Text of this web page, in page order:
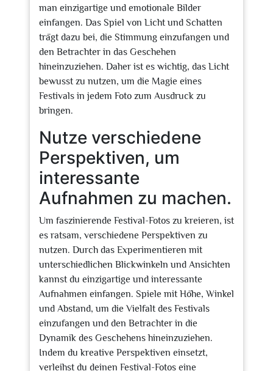
man einzigartige und emotionale Bilder
einfangen. Das Spiel von Licht und Schatten
trägt dazu bei, die Stimmung einzufangen und
den Betrachter in das Geschehen
hineinzuziehen. Daher ist es wichtig, das Licht
bewusst zu nutzen, um die Magie eines
Festivals in jedem Foto zum Ausdruck zu
bringen.
Nutze verschiedene
Perspektiven, um
interessante
Aufnahmen zu machen.
Um faszinierende Festival-Fotos zu kreieren, ist
es ratsam, verschiedene Perspektiven zu
nutzen. Durch das Experimentieren mit
unterschiedlichen Blickwinkeln und Ansichten
kannst du einzigartige und interessante
Aufnahmen einfangen. Spiele mit Höhe, Winkel
und Abstand, um die Vielfalt des Festivals
einzufangen und den Betrachter in die
Dynamik des Geschehens hineinzuziehen.
Indem du kreative Perspektiven einsetzt,
verleihst du deinen Festival-Fotos eine